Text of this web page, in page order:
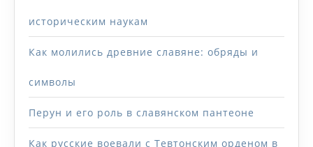
историческим наукам
Как молились древние славяне: обряды и
символы
Перун и его роль в славянском пантеоне
Как русские воевали с Тевтонским орденом в